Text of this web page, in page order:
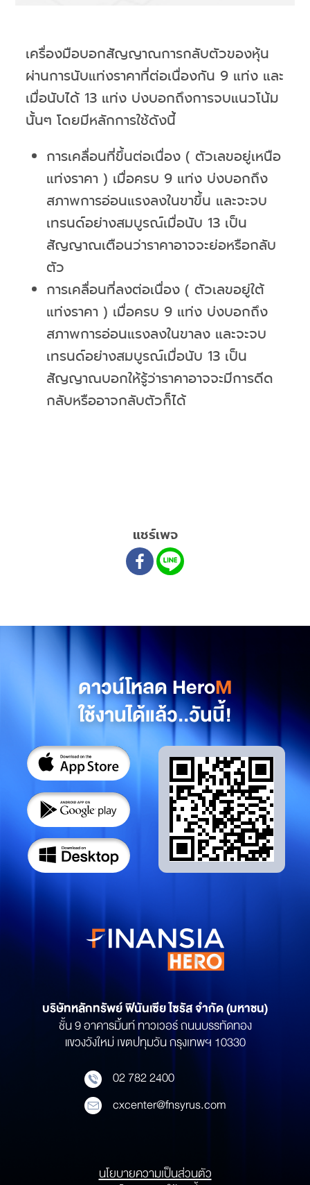
เครื่องมือบอกสัญญาณการกลับตัวของหุ้น
ผ่านการนับแท่งราคาที่ต่อเนื่องกัน 9 แท่ง และ
เมื่อนับได้ 13 แท่ง บ่งบอกถึงการจบแนวโน้ม
นั้นๆ โดยมีหลักการใช้ดังนี้
การเคลื่อนที่ขึ้นต่อเนื่อง ( ตัวเลขอยู่เหนือ
แท่งราคา ) เมื่อครบ 9 แท่ง บ่งบอกถึง
สภาพการอ่อนแรงลงในขาขึ้น และจะจบ
เทรนด์อย่างสมบูรณ์เมื่อนับ 13 เป็น
สัญญาณเตือนว่าราคาอาจจะย่อหรือกลับ
ตัว
การเคลื่อนที่ลงต่อเนื่อง ( ตัวเลขอยู่ใต้
แท่งราคา ) เมื่อครบ 9 แท่ง บ่งบอกถึง
สภาพการอ่อนแรงลงในขาลง และจะจบ
เทรนด์อย่างสมบูรณ์เมื่อนับ 13 เป็น
สัญญาณบอกให้รู้ว่าราคาอาจจะมีการดีด
กลับหรืออาจกลับตัวก็ได้
แชร์เพจ
ดาวน์โหลด HeroM
ใช้งานได้แล้ว..วันนี้!
บริษัทหลักทรัพย์ฟินันเซีย ไซรัส จำกัด (มหาชน)
ชั้น 9 อาคารมิ้นท์ ทาวเวอร์ ถนนบรรทัดทอง
แขวงวังใหม่ เขตปทุมวัน กรุงเทพฯ 10330
02 782 2400
cxcenter@fnsyrus.com
นโยบายความเป็นส่วนตัว